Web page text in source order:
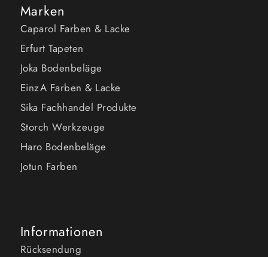
Marken
Caparol Farben & Lacke
Erfurt Tapeten
Joka Bodenbeläge
EinzA Farben & Lacke
Sika Fachhandel Produkte
Storch Werkzeuge
Haro Bodenbeläge
Jotun Farben
Informationen
Rücksendung